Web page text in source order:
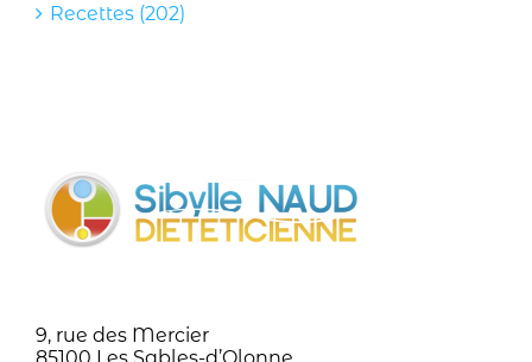
Recettes (202)
9, rue des Mercier